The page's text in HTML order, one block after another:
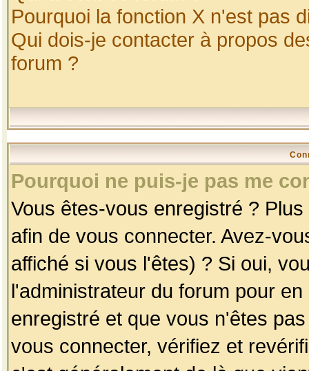
Pourquoi la fonction X n'est pas
Qui dois-je contacter à propos
forum ?
Pourquoi ne puis-je pas me
Vous êtes-vous enregistré ?
afin de vous connecter. Avez-
affiché si vous l'êtes) ? Si oui,
l'administrateur du forum pour
enregistré et que vous n'êtes
vous connecter, vérifiez et